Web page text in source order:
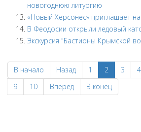
новогоднюю литургию
«Новый Херсонес» приглашает
В Феодосии открыли ледовый
Экскурсия "Бастионы Крымской
В начало Назад 1 2 3 4
9
10 Вперед В конец